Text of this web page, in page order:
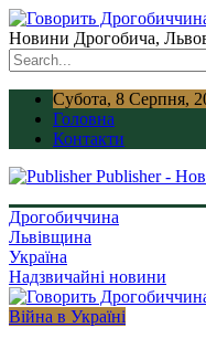
Новини Дрогобича,
Субота, 8 Серпня,
Головна
Контакти
Publisher -
Дрогобиччина
Львівщина
Україна
Надзвичайні новини
Війна в Україні